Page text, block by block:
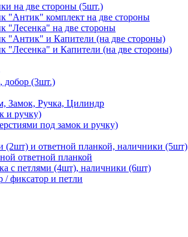
на две стороны (5шт.)
"Антик" комплект на две стороны
"Лесенка" на две стороны
"Антик" и Капители (на две стороны)
"Лесенка" и Капители (на две стороны)
добор (3шт.)
Ручка, Цилиндр
и ручку)
под замок и ручку)
(2шт) и ответной планкой, наличники (5шт)
ответной планкой
с петлями (4шт), наличники (6шт)
/ фиксатор и петли